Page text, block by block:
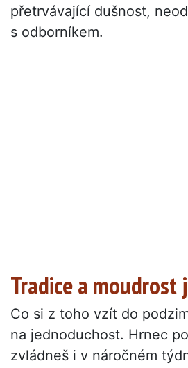
přetrvávající dušnost,
s odborníkem.
Tradice a moudrost
Co si z toho vzít do
na jednoduchost. Hrnec
zvládneš i v náročném